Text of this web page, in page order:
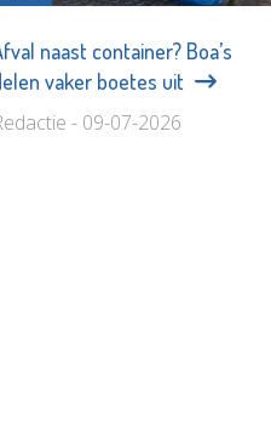
naast container? Boa’s
vaker boetes uit
- 09-07-2026